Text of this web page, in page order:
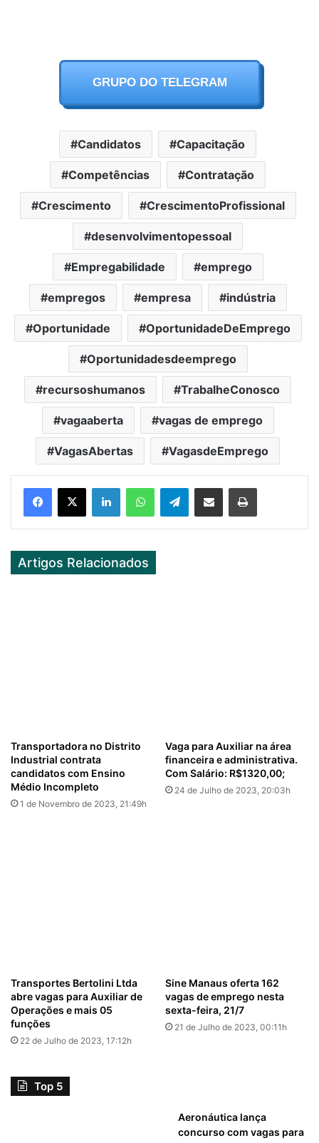
GRUPO DO TELEGRAM
Candidatos Capacitação
Competências Contratação
Crescimento CrescimentoProfissional
desenvolvimentopessoal
Empregabilidade emprego
empregos empresa indústria
Oportunidade OportunidadeDeEmprego
Oportunidadesdeemprego
recursoshumanos TrabalheConosco
vagaaberta vagas de emprego
VagasAbertas VagasdeEmprego
Telegram
Artigos Relacionados
Transportadora no Distrito
Industrial contrata
candidatos com Ensino
Médio Incompleto
1 de Novembro de 2023, 21:49h
Vaga para Auxiliar na área
financeira e administrativa.
Com Salário: R$1320,00;
24 de Julho de 2023, 20:03h
Transportes Bertolini Ltda
abre vagas para Auxiliar de
Operações e mais 05
funções
22 de Julho de 2023, 17:12h
Sine Manaus oferta 162
vagas de emprego nesta
sexta-feira, 21/7
21 de Julho de 2023, 00:11h
Top 5
Aeronáutica lança
concurso com vagas para